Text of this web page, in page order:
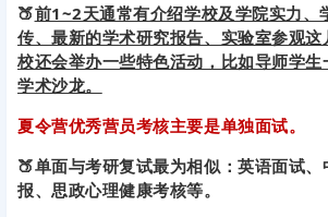
🍑前1~2天通常有介绍学校及学院实力、
传、最新的学术研究报告、实验室参观
校还会举办一些特色活动，比如导师学
学术沙龙。
夏令营优秀营员考核主要是单独面试。
🍑单面与考研复试最为相似：英语面试、
报、思政心理健康考核等。